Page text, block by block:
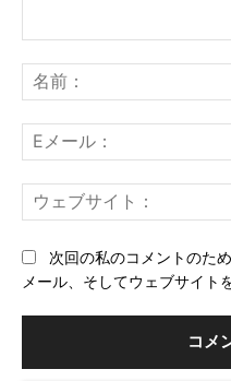
ン
ト：
次回の私のコメントのた
メール、そしてウェブサイト